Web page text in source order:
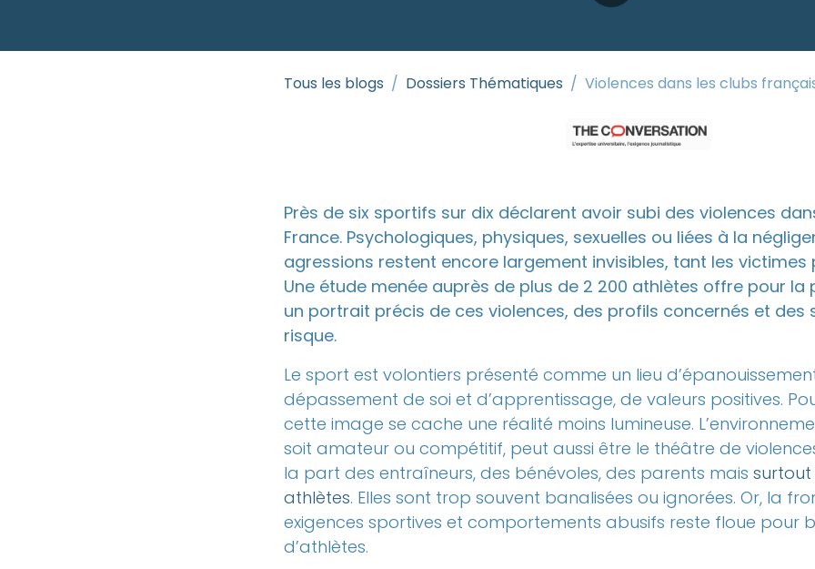
Tous les blogs Dossiers Thématiques Violences dans les clubs français : près de 60 % des sportifs
Près de six sportifs sur dix déclarent avoir subi des violences
France. Psychologiques, physiques, sexuelles ou liées à la
agressions restent encore largement invisibles, tant les victimes
Une étude menée auprès de plus de 2 200 athlètes offre pour la
un portrait précis de ces violences, des profils concernés et des
risque.
Le sport est volontiers présenté comme un lieu
dépassement de soi et d’apprentissage, de valeurs positives.
cette image se cache une réalité moins lumineuse.
soit amateur ou compétitif, peut aussi être le théâtre de
la part des entraîneurs, des bénévoles, des parents mais
athlètes. Elles sont trop souvent banalisées ou ignorées. Or, la
exigences sportives et comportements abusifs reste floue pour
d’athlètes.